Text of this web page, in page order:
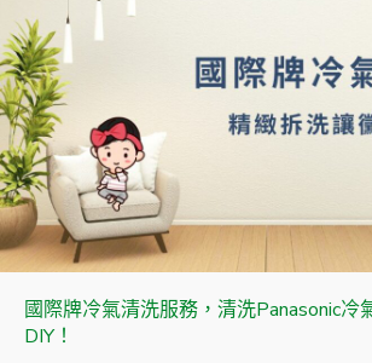
國際牌冷氣清洗服務，清洗Panasonic冷
DIY！